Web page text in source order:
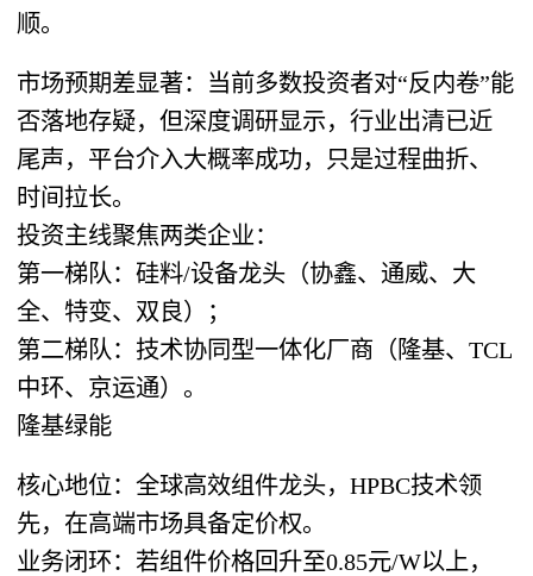
顺。
市场预期差显著：当前多数投资者对“反内卷”能
否落地存疑，但深度调研显示，行业出清已近
尾声，平台介入大概率成功，只是过程曲折、
时间拉长。
投资主线聚焦两类企业：
第一梯队：硅料/设备龙头（协鑫、通威、大
全、特变、双良）；
第二梯队：技术协同型一体化厂商（隆基、TCL
中环、京运通）。
隆基绿能
核心地位：全球高效组件龙头，HPBC技术领
先，在高端市场具备定价权。
业务闭环：若组件价格回升至0.85元/W以上，